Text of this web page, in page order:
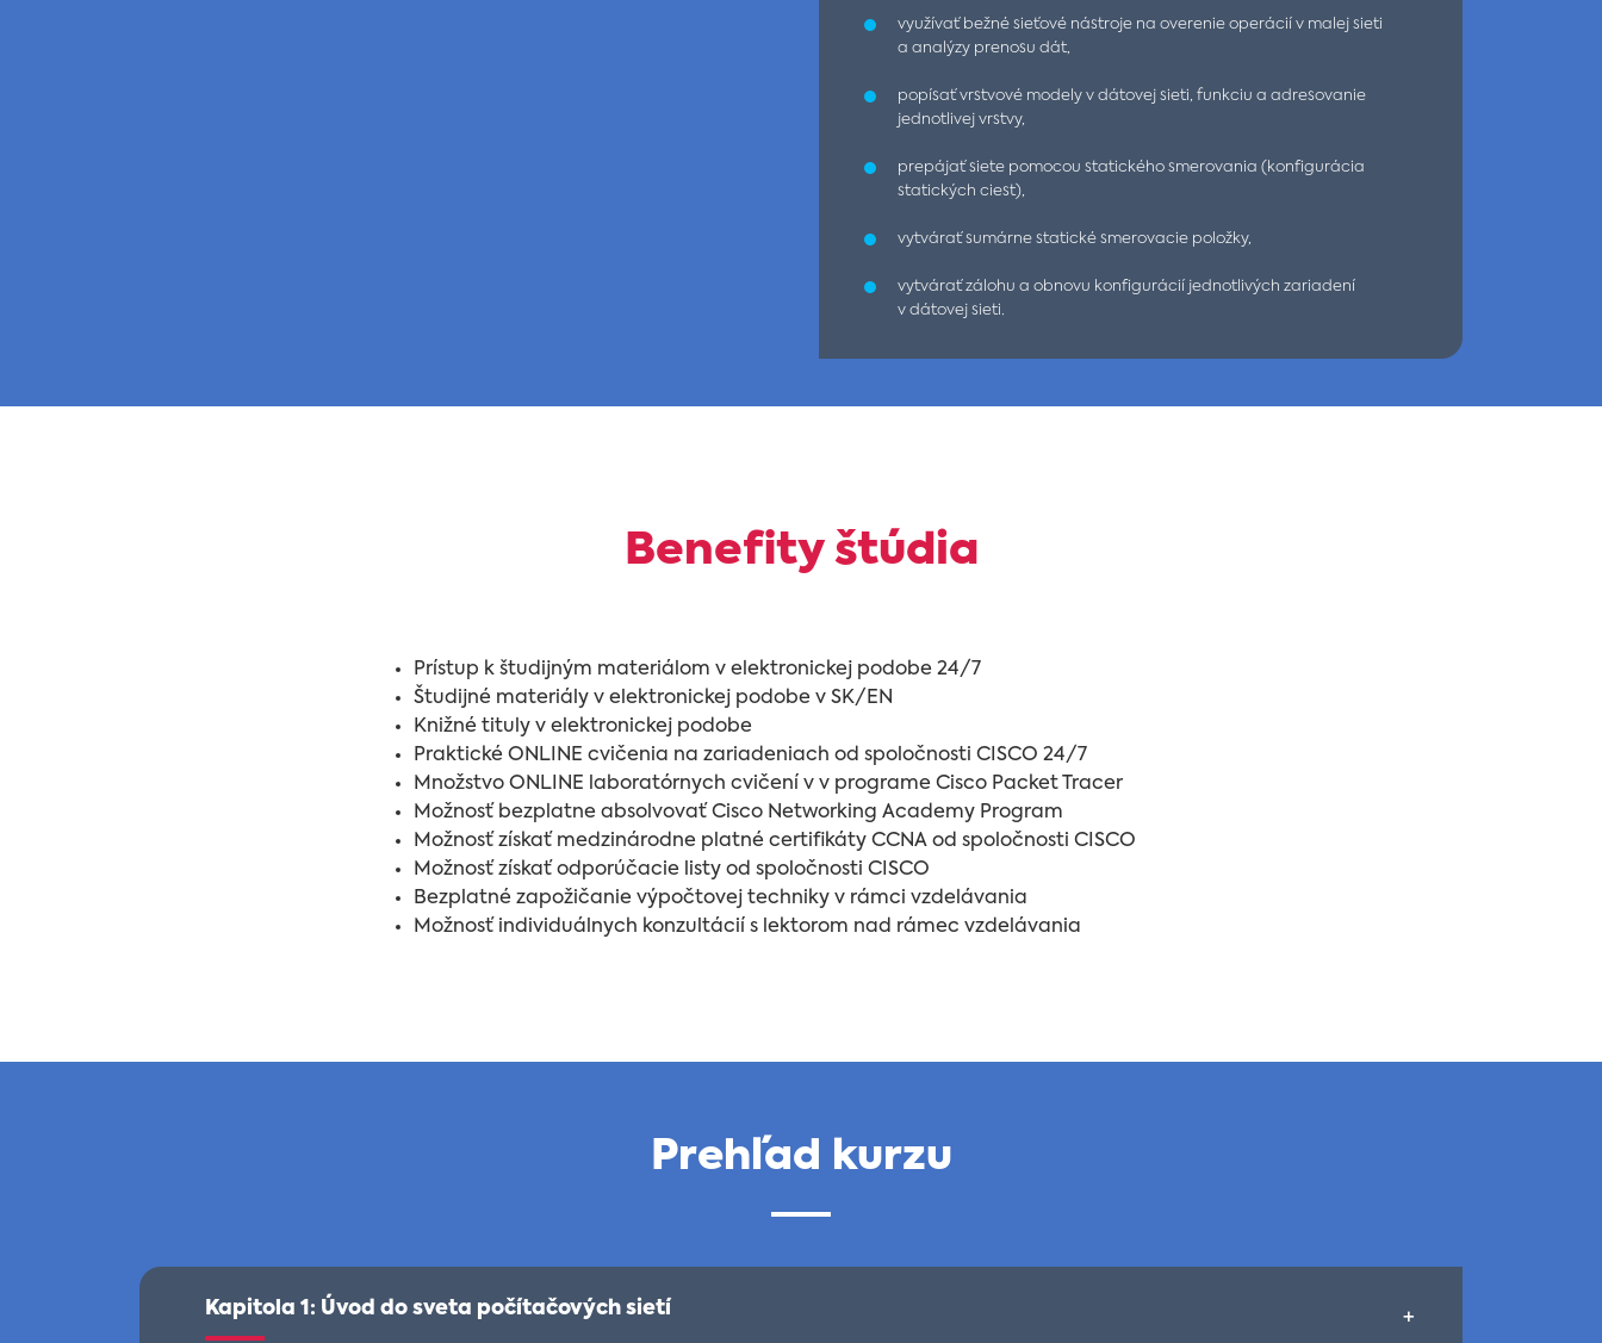
využívať bežné sieťové nástroje na overenie operácií v malej sieti
a analýzy prenosu dát,
popísať vrstvové modely v dátovej sieti, funkciu a adresovanie
jednotlivej vrstvy,
prepájať siete pomocou statického smerovania (konfigurácia
statických ciest),
vytvárať sumárne statické smerovacie položky,
vytvárať zálohu a obnovu konfigurácií jednotlivých zariadení
v dátovej sieti.
Benefity štúdia
Prístup k študijným materiálom v elektronickej podobe 24/7
Študijné materiály v elektronickej podobe v SK/EN
Knižné tituly v elektronickej podobe
Praktické ONLINE cvičenia na zariadeniach od spoločnosti CISCO 24/7
Množstvo ONLINE laboratórnych cvičení v v programe Cisco Packet Tracer
Možnosť bezplatne absolvovať Cisco Networking Academy Program
Možnosť získať medzinárodne platné certifikáty CCNA od spoločnosti CISCO
Možnosť získať odporúčacie listy od spoločnosti CISCO
Bezplatné zapožičanie výpočtovej techniky v rámci vzdelávania
Možnosť individuálnych konzultácií s lektorom nad rámec vzdelávania
Prehľad kurzu
Kapitola 1: Úvod do sveta počítačových sietí +